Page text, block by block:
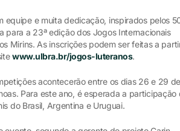
equipe e muita dedicação, inspirados pelos
para a 23ª edição dos Jogos Internacionais
Mirins. As inscrições podem ser feitas a
www.ulbra.br/jogos-luteranos.
acontecerão entre os dias 26 e 29 de
Para este ano, é esperada a participação
do Brasil, Argentina e Uruguai.